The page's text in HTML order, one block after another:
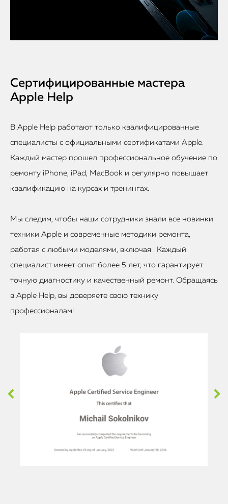
Сертифицированные мастера
Apple Help
В Apple Help работают только квалифицированные
специалисты с официальными сертификатами Apple.
Каждый мастер прошел профессиональное обучение по
ремонту iPhone, iPad, MacBook и регулярно повышает
квалификацию на курсах и тренингах.
Мы следим, чтобы наши сотрудники знали все новинки
техники Apple и современные методики ремонта,
работая с любыми моделями, включая . Каждый
специалист имеет опыт более 5 лет, что гарантирует
точную диагностику и качественный ремонт. Обращаясь
в Apple Help, вы доверяете свою технику
профессионалам!